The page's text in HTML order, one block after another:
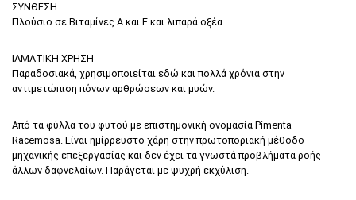
ΣΥΝΘΕΣΗ
Πλούσιο σε Βιταμίνες Α και E και λιπαρά οξέα.
ΙΑΜΑΤΙΚΗ ΧΡΗΣΗ
Παραδοσιακά, χρησιμοποιείται εδώ και πολλά χρόνια στην
αντιμετώπιση πόνων αρθρώσεων και μυών.
Από τα φύλλα του φυτού με επιστημονική ονομασία Pimenta
Racemosa. Είναι ημίρρευστο χάρη στην πρωτοποριακή μέθοδο
μηχανικής επεξεργασίας και δεν έχει τα γνωστά προβλήματα ροής
άλλων δαφνελαίων. Παράγεται με ψυχρή εκχύλιση.